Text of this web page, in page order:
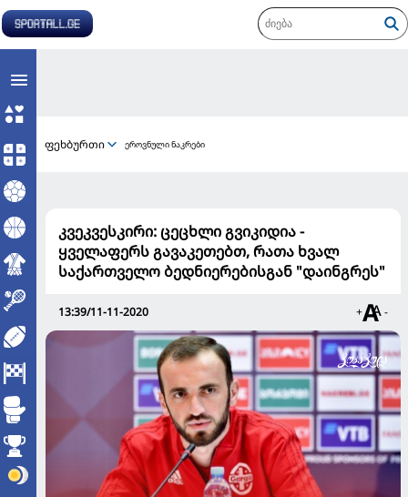
ფეხბურთი ეროვნული ნაკრები
კვეკვესკირი: ცეცხლი გვიკიდია -
ყველაფერს გავაკეთებთ, რათა ხვალ
საქართველო ბედნიერებისგან "დაინგრეს"
13:39/11-11-2020 + -